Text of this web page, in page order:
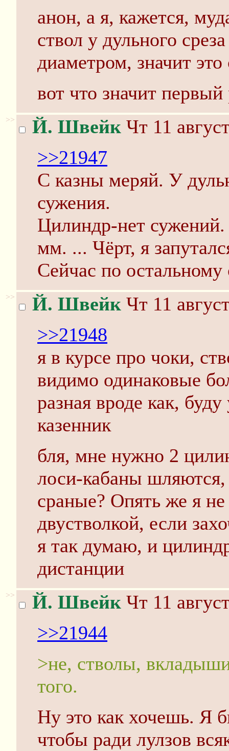
анон, а я, кажется,
ствол у дульного
диаметром, значит
вот что значит первый
>> Й. Швейк Чт 11
>>21947
С казны меряй. У
сужения.
Цилиндр-нет
мм. ... Чёрт, я
Сейчас по
>> Й. Швейк Чт 11
>>21948
я в курсе про чоки,
видимо одинаковые
разная вроде как,
казенник
бля, мне нужно 2
лоси-кабаны
сраные? Опять же я не
двустволкой, если
я так думаю, и
дистанции
>> Й. Швейк Чт 11
>>21944
>не, стволы,
того.
Ну это как хочешь. Я
чтобы ради лулзов